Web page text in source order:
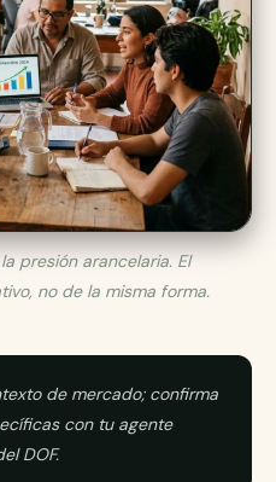
presión arancelaria. El
no de la misma forma.
de mercado; confirma
con tu agente
DOF.